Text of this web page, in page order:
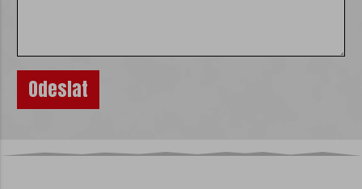
Informationen lesen oder anderweitig die
Sicherheit Ihres Geräts gefährden.
Verteilung von Cookies